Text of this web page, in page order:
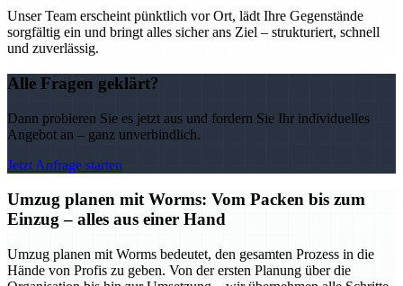
Unser Team erscheint pünktlich vor Ort, lädt Ihre Gegenstände
sorgfältig ein und bringt alles sicher ans Ziel – strukturiert, schnell
und zuverlässig.
Alle Fragen geklärt?
Dann probieren Sie es jetzt aus und fordern Sie Ihr individuelles
Angebot an – ganz unverbindlich.
Jetzt Anfrage starten
Umzug planen mit Worms: Vom Packen bis zum
Einzug – alles aus einer Hand
Umzug planen mit Worms bedeutet, den gesamten Prozess in die
Hände von Profis zu geben. Von der ersten Planung über die